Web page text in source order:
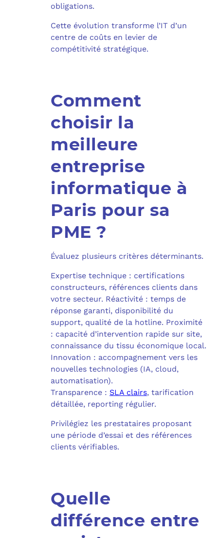
obligations.
Cette évolution transforme l’IT d’un
centre de coûts en levier de
compétitivité stratégique.
Comment
choisir la
meilleure
entreprise
informatique à
Paris pour sa
PME ?
Évaluez plusieurs critères déterminants.
Expertise technique : certifications
constructeurs, références clients dans
votre secteur. Réactivité : temps de
réponse garanti, disponibilité du
support, qualité de la hotline. Proximité
: capacité d’intervention rapide sur site,
connaissance du tissu économique local.
Innovation : accompagnement vers les
nouvelles technologies (IA, cloud,
automatisation).
Transparence : SLA clairs, tarification
détaillée, reporting régulier.
Privilégiez les prestataires proposant
une période d’essai et des références
clients vérifiables.
Quelle
différence entre